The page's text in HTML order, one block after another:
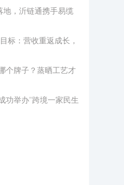
地，沂链通携手易缆
标：营收重返成长，
个牌子？蒸晒工艺才
功举办"跨境一家民生